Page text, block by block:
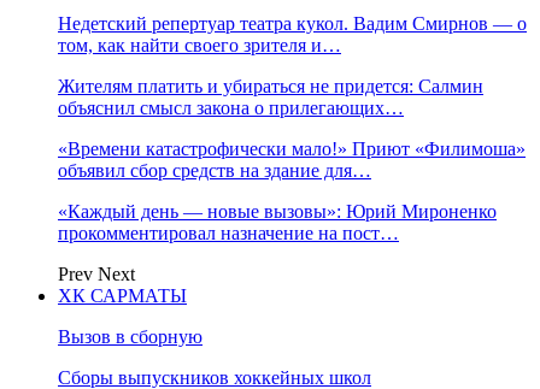
Недетский репертуар театра кукол. Вадим Смирнов — о
том, как найти своего зрителя и…
Жителям платить и убираться не придется: Салмин
объяснил смысл закона о прилегающих…
«Времени катастрофически мало!» Приют «Филимоша»
объявил сбор средств на здание для…
«Каждый день — новые вызовы»: Юрий Мироненко
прокомментировал назначение на пост…
Prev Next
ХК САРМАТЫ
Вызов в сборную
Сборы выпускников хоккейных школ